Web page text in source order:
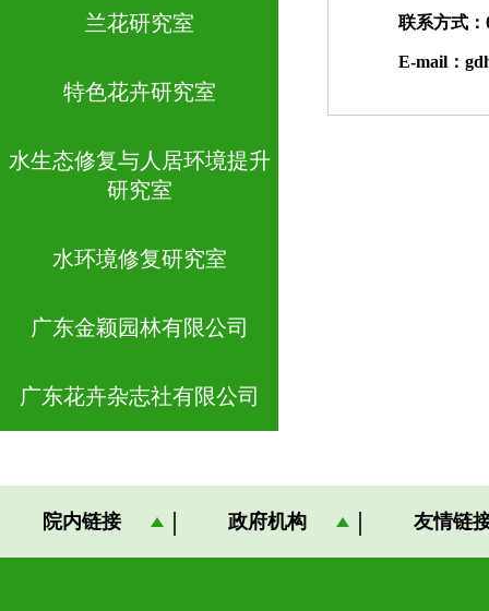
兰花研究室
特色花卉研究室
水生态修复与人居环境提升
研究室
水环境修复研究室
广东金颖园林有限公司
广东花卉杂志社有限公司
联系方式：
E-mail：
院内链接 政府机构 友情链